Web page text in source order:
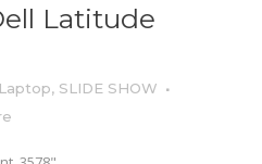
Latitude
Laptop, SLIDE SHOW